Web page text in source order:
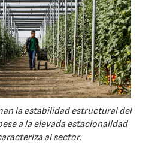
la estabilidad estructural del
a la elevada estacionalidad
al sector.